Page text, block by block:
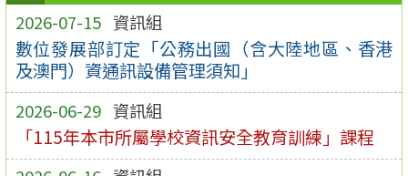
2026-07-15 資訊組
數位發展部訂定「公務出國（含大陸地區、香港
及澳門）資通訊設備管理須知」
2026-06-29 資訊組
「115年本市所屬學校資訊安全教育訓練」課程